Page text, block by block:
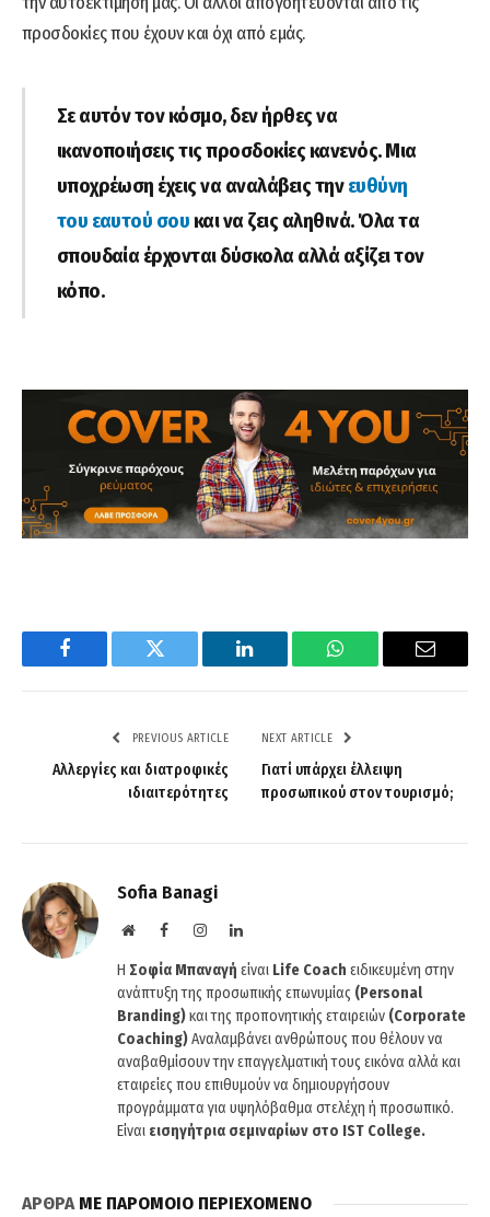
προσδοκίες που έχουν και όχι από εμάς.
Σε αυτόν τον κόσμο, δεν ήρθες να
ικανοποιήσεις τις προσδοκίες κανενός. Μια
υποχρέωση έχεις να αναλάβεις τηνευθύνη
του εαυτού σουκαι να ζεις αληθινά. Όλα τα
σπουδαία έρχονται δύσκολα αλλά αξίζει τον
κόπο.
Facebook Twitter LinkedIn WhatsApp Email
PREVIOUS ARTICLE
Αλλεργίες και διατροφικές
ιδιαιτερότητες
NEXT ARTICLE
Γιατί υπάρχει έλλειψη
προσωπικού στον τουρισμό;
Sofia Banagi
WebsiteFacebookInstagramLinkedIn
H Σοφία Μπαναγή είναι Life Coach ειδικευμένη στην
ανάπτυξη της προσωπικής επωνυμίας (Personal
Branding)και της προπονητικής εταιρειών (Corporate
Coaching)Αναλαμβάνει ανθρώπους που θέλουν να
αναβαθμίσουν την επαγγελματική τους εικόνα αλλά και
εταιρείες που επιθυμούν να δημιουργήσουν
προγράμματα για υψηλόβαθμα στελέχη ή προσωπικό.
Είναι εισηγήτρια σεμιναρίων στο IST College.
ΑΡΘΡΑΜΕ ΠΑΡΟΜΟΙΟ ΠΕΡΙΕΧΟΜΕΝΟ